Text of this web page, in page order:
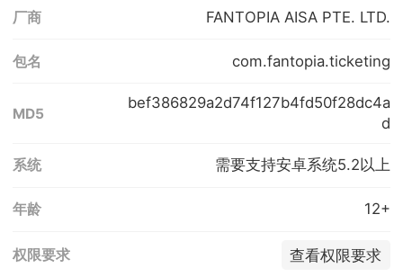
厂商 FANTOPIA AISA PTE. LTD.
包名 com.fantopia.ticketing
MD5
bef386829a2d74f127b4fd50f28dc4a
d
系统 需要支持安卓系统5.2以上
年龄 12+
权限要求 查看权限要求